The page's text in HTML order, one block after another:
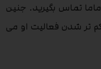
تماس بگیرید. جنین
تر شدن فعالیت او می